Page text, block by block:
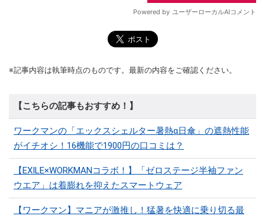
※記事内容は執筆時点のものです。最新の内容をご確認ください。
【こちらの記事もおすすめ！】
ワークマンの「エックスシェルター暑熱α日傘」の遮熱性能
がイチオシ！16機能で1900円の口コミは？
【EXILE×WORKMANコラボ！】「ゼロステージ半袖ファン
ウエア」は着膨れを抑えたスマートウェア
【ワークマン】マニアが激推し！猛暑を快適に乗り切る最